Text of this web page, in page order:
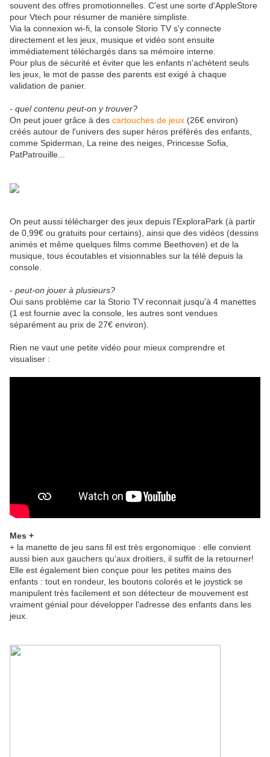
souvent des offres promotionnelles. C'est une sorte d'AppleStore
pour Vtech pour résumer de manière simpliste.
Via la connexion wi-fi, la console Storio TV s'y connecte
directement et les jeux, musique et vidéo sont ensuite
immédiatement téléchargés dans sa mémoire interne.
Pour plus de sécurité et éviter que les enfants n'achètent seuls
les jeux, le mot de passe des parents est exigé à chaque
validation de panier.
- quel contenu peut-on y trouver?
On peut jouer grâce à des cartouches de jeux (26€ environ)
créés autour de l'univers des super héros préférés des enfants,
comme Spiderman, La reine des neiges, Princesse Sofia,
PatPatrouille...
On peut aussi télécharger des jeux depuis l'ExploraPark (à partir
de 0,99€ ou gratuits pour certains), ainsi que des vidéos (dessins
animés et même quelques films comme Beethoven) et de la
musique, tous écoutables et visionnables sur la télé depuis la
console.
- peut-on jouer à plusieurs?
Oui sans problème car la Storio TV reconnait jusqu'à 4 manettes
(1 est fournie avec la console, les autres sont vendues
séparément au prix de 27€ environ).
Rien ne vaut une petite vidéo pour mieux comprendre et
visualiser :
Mes +
+ la manette de jeu sans fil est très ergonomique : elle convient
aussi bien aux gauchers qu'aux droitiers, il suffit de la retourner!
Elle est également bien conçue pour les petites mains des
enfants : tout en rondeur, les boutons colorés et le joystick se
manipulent très facilement et son détecteur de mouvement est
vraiment génial pour développer l'adresse des enfants dans les
jeux.